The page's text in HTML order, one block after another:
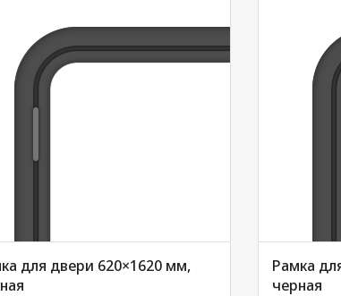
для двери 620×1620 мм,
Рамка
черная